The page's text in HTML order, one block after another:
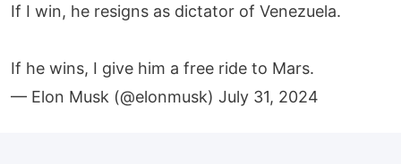
If I win, he resigns as dictator of Venezuela.
If he wins, I give him a free ride to Mars.
— Elon Musk (@elonmusk) July 31, 2024